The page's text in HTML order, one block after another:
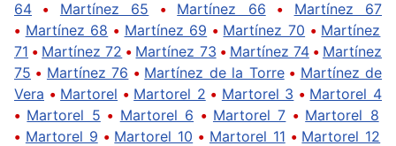
64 • Martínez 65 • Martínez 66 • Martínez 67
• Martínez 68 • Martínez 69 • Martínez 70 • Martínez
71 • Martínez 72 • Martínez 73 • Martínez 74• Martínez
75 • Martínez 76 • Martínez de la Torre• Martínez de
Vera • Martorel • Martorel 2 • Martorel 3 • Martorel 4
• Martorel 5 • Martorel 6 • Martorel 7 • Martorel 8
• Martorel 9 • Martorel 10 • Martorel 11 • Martorel 12